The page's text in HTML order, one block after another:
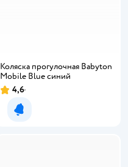
Коляска прогулочная Babyton
Mobile Blue синий
4,6
Уведомить о появлении